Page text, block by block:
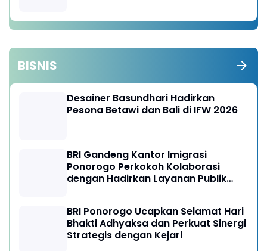
BISNIS
Desainer Basundhari Hadirkan
Pesona Betawi dan Bali di IFW 2026
BRI Gandeng Kantor Imigrasi
Ponorogo Perkokoh Kolaborasi
dengan Hadirkan Layanan Publik
BRI Ponorogo Ucapkan Selamat Hari
Bhakti Adhyaksa dan Perkuat Sinergi
Strategis dengan Kejari